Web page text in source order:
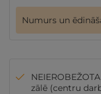
Numurs un
zālē (centru